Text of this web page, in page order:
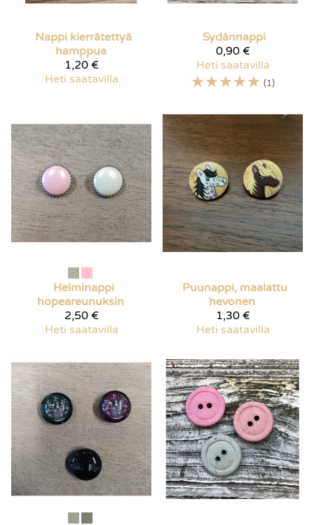
Nappi kierrätettyä
hamppua
1,20 €
Heti saatavilla
Sydännappi
0,90 €
Heti saatavilla
☆☆☆☆☆ (1)
Helminappi
hopeareunuksin
2,50 €
Heti saatavilla
Puunappi, maalattu
hevonen
1,30 €
Heti saatavilla